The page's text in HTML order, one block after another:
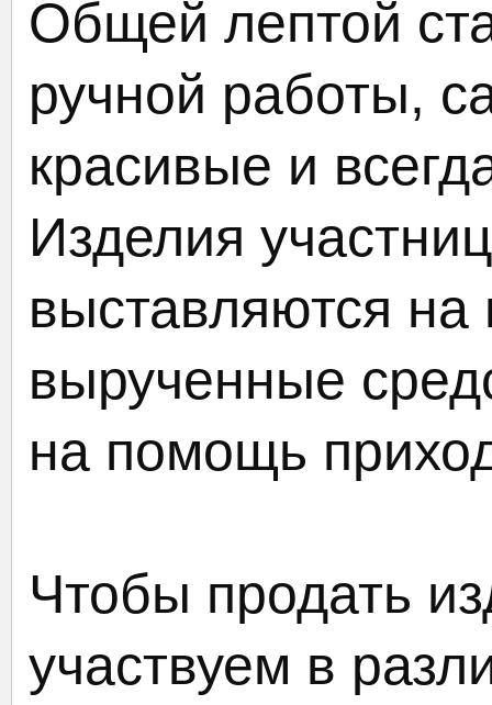
Общей лептой
ручной работы,
красивые и
Изделия
выставляются на
вырученные
на помощь
Чтобы продать
участвуем в